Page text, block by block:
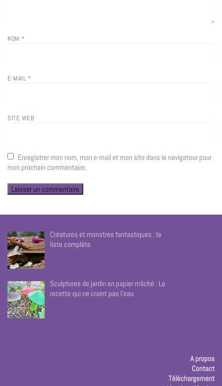
NOM *
E-MAIL *
SITE WEB
Enregistrer mon nom, mon e-mail et mon site dans le navigateur pour
mon prochain commentaire.
Créatures et monstres fantastiques : la
liste complète
Sculptures de jardin en papier mâché : La
recette qui ne craint pas l’eau
A propos
Contact
Téléchargement